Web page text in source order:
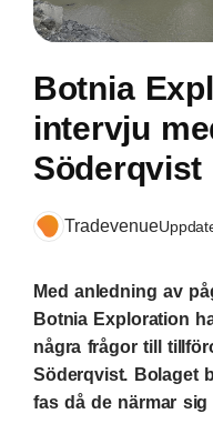
Botnia
intervju
Söderqvist
Tradevenue
Med anledning av
Botnia Exploration
några frågor till
Söderqvist. Bolaget
fas då de närmar